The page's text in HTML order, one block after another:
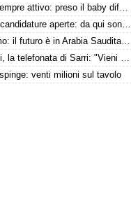
Scouting nerazzurro sempre attivo: preso il baby difensore 2010 Levačić
Workshop Sportitalia, candidature aperte: da qui sono passate firme di Serie A
Djimsiti saluta Bergamo: il futuro è in Arabia Saudita! Tre milioni e firma biennale
Retroscena Romagnoli, la telefonata di Sarri: "Vieni con me a Bergamo"
venti milioni sul tavolo